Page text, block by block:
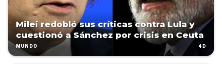
Milei redobló sus críticas contra Lula y
cuestionó a Sánchez por crisis en Ceuta
MUNDO 4D